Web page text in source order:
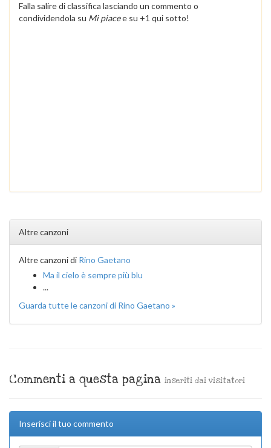
Falla salire di classifica lasciando un commento o
condividendola su Mi piacee su +1 qui sotto!
Altre canzoni
Altre canzoni di Rino Gaetano
Ma il cielo è sempre più blu
...
Guarda tutte le canzoni di Rino Gaetano »
Commenti a questa pagina inseriti dai visitatori
Inserisci il tuo commento